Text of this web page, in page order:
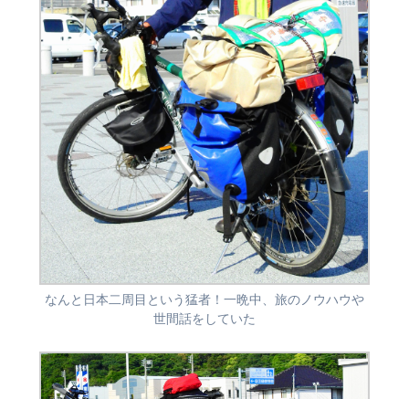
なんと日本二周目という猛者！一晩中、旅のノウハウや
世間話をしていた